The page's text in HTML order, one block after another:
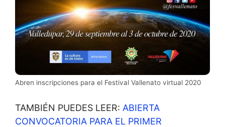
Abren inscripciones para el Festival Vallenato virtual 2020
TAMBIÉN PUEDES LEER: ABIERTA
CONVOCATORIA PARA EL PRIMER